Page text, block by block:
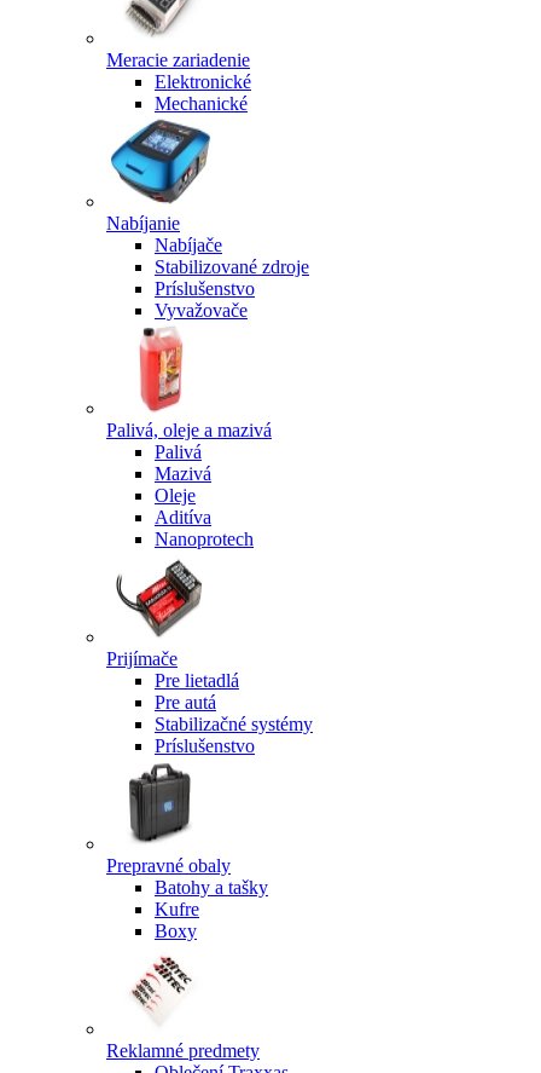
Meracie zariadenie
Elektronické
Mechanické
Nabíjanie
Nabíjače
Stabilizované zdroje
Príslušenstvo
Vyvažovače
Palivá, oleje a mazivá
Palivá
Mazivá
Oleje
Aditíva
Nanoprotech
Prijímače
Pre lietadlá
Pre autá
Stabilizačné systémy
Príslušenstvo
Prepravné obaly
Batohy a tašky
Kufre
Boxy
Reklamné predmety